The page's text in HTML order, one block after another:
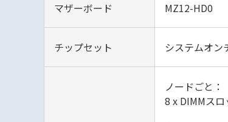
マザーボード MZ12-HD0
チップセット システムオン
ノードごと：
8 x DIMMスロ